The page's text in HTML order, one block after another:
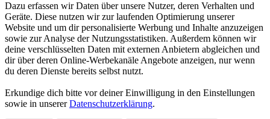
Dazu erfassen wir Daten über unsere Nutzer, deren Verhalten und
Geräte. Diese nutzen wir zur laufenden Optimierung unserer
Website und um dir personalisierte Werbung und Inhalte anzuzeigen
sowie zur Analyse der Nutzungsstatistiken. Außerdem können wir
deine verschlüsselten Daten mit externen Anbietern abgleichen und
dir über deren Online-Werbekanäle Angebote anzeigen, nur wenn
du deren Dienste bereits selbst nutzt.
Erkundige dich bitte vor deiner Einwilligung in den Einstellungen
sowie in unsererDatenschutzerklärung.